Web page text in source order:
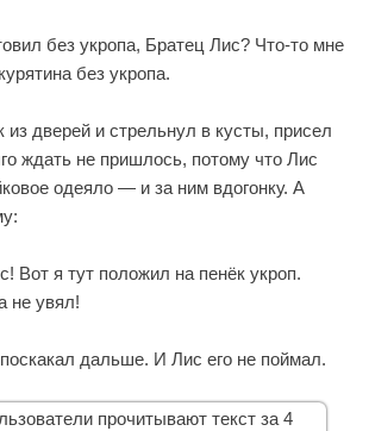
без укропа, Братец Лис? Что-то мне
без укропа.
дверей и стрельнул в кусты, присел
ждать не пришлось, потому что Лис
одеяло — и за ним вдогонку. А
Вот я тут положил на пенёк укроп.
не увял!
дальше. И Лис его не поймал.
прочитывают текст за 4